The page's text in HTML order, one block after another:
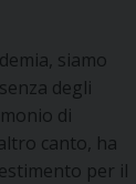
siamo
degli
di
canto, ha
per il